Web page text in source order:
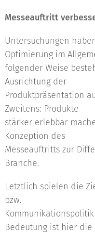
Messeauftritt
Untersuchungen
Optimierung im
folgender Weise
Ausrichtung der
Produktpräsentation
Zweitens: Produkte
stärker erlebbar
Konzeption des
Messeauftritts zur
Branche.
Letztlich spielen die
bzw.
Bedeutung ist hier die